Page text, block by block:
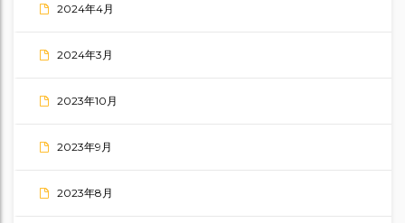
2024年4月
2024年3月
2023年10月
2023年9月
2023年8月